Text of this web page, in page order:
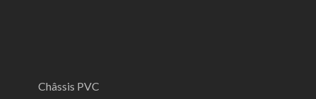
Châssis PVC